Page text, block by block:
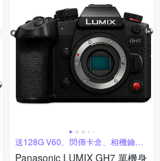
送128G V60、閃傳卡盒、相機鑰匙
圈
Panasonic LUMIX GH7 單機身